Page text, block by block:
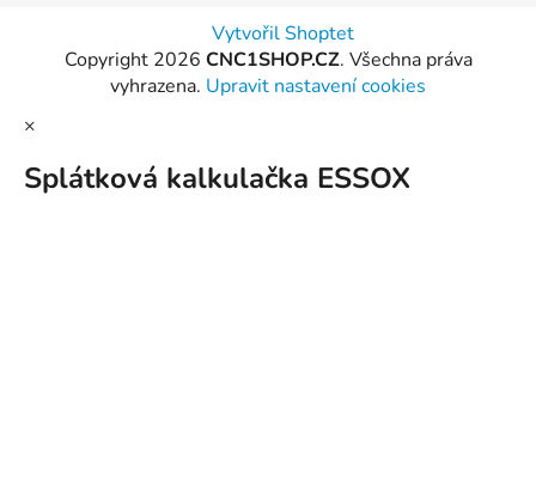
Vytvořil Shoptet
Copyright 2026 CNC1SHOP.CZ. Všechna práva
vyhrazena. Upravit nastavení cookies
×
Splátková kalkulačka ESSOX